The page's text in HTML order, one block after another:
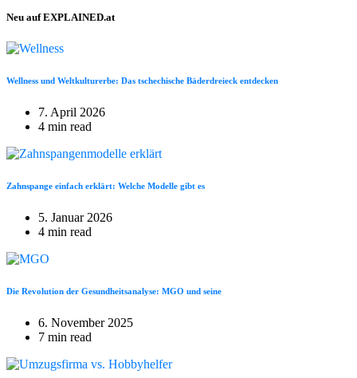
Neu auf EXPLAINED.at
Wellness und Weltkulturerbe: Das tschechische Bäderdreieck entdecken
7. April 2026
4 min read
Zahnspange einfach erklärt: Welche Modelle gibt es
5. Januar 2026
4 min read
Die Revolution der Gesundheitsanalyse: MGO und seine
6. November 2025
7 min read